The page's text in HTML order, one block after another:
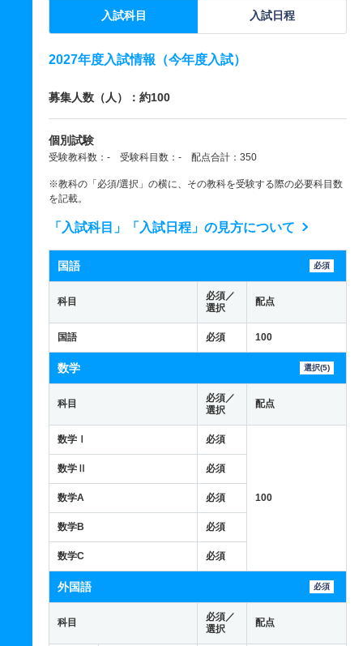
入試科目 入試日程
2027年度入試情報（今年度入試）
募集人数（人）：約100
個別試験
受験教科数：- 受験科目数：- 配点合計：350
※教科の「必須/選択」の横に、その教科を受験する際の必要科目数
を記載。
「入試科目」「入試日程」の見方について
国語 必須
科目
必須／
選択
配点
国語 必須 100
数学 選択(5)
科目
必須／
選択
配点
数学Ⅰ 必須
100
数学Ⅱ 必須
数学A 必須
数学B 必須
数学C 必須
外国語 必須
科目
必須／
選択
配点